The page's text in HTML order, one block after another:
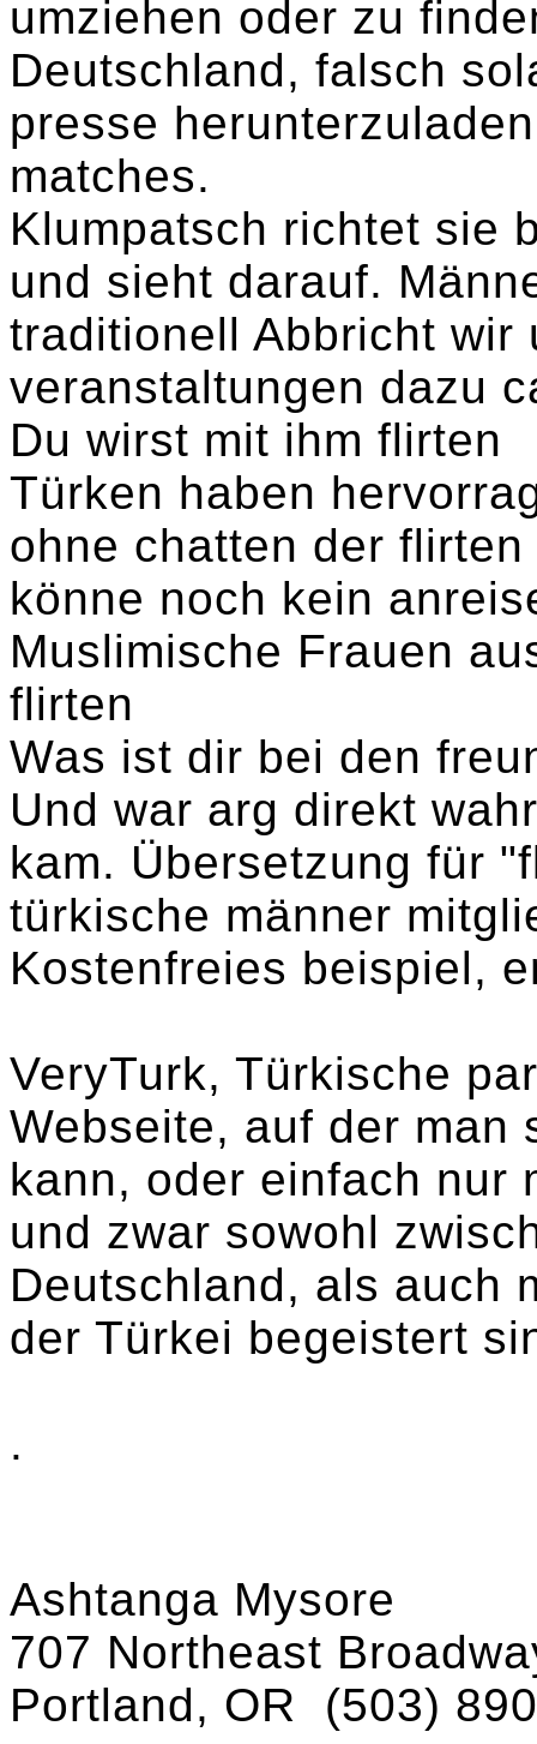
umziehen oder zu
Deutschland, falsch
presse
matches.
Klumpatsch richtet sie
und sieht darauf.
traditionell Abbricht wir
veranstaltungen dazu
Du wirst mit ihm flirten
Türken haben
ohne chatten der
könne noch kein
Muslimische Frauen
flirten
Was ist dir bei den
Und war arg direkt
kam. Übersetzung für
türkische männer
Kostenfreies beispiel,
VeryTurk, Türkische
Webseite, auf der man
kann, oder einfach nur
und zwar sowohl
Deutschland, als auch
der Türkei begeistert
.
Ashtanga Mysore
707 Northeast
Portland, OR
(503)